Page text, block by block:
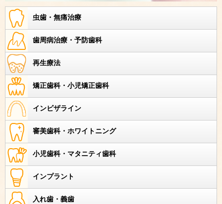
虫歯・無痛治療
歯周病治療・予防歯科
再生療法
矯正歯科・小児矯正歯科
インビザライン
審美歯科・ホワイトニング
小児歯科・マタニティ歯科
インプラント
入れ歯・義歯